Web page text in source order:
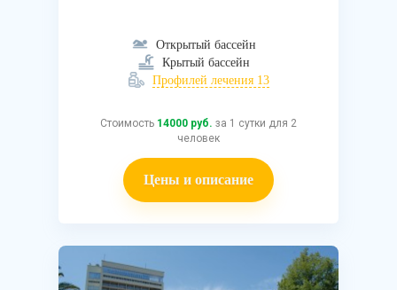
Открытый бассейн
Крытый бассейн
Профилей лечения 13
Стоимость 14000 руб. за 1 сутки для 2
человек
Цены и описание